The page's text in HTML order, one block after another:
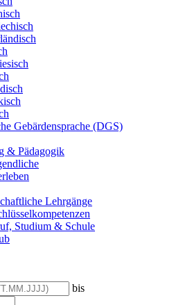
Gebärdensprache (DGS)
& Pädagogik
Lehrgänge
Studium & Schule
bis